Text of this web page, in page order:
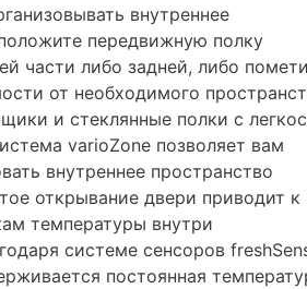
внутреннее
передвижную полку
части либо задней, либо
от необходимого
и стеклянные полки с
varioZone позволяет вам
внутреннее пространство
открывание двери приводит к
температуры внутри
системе сенсоров
постоянная